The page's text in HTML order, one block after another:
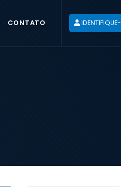
CONTATO